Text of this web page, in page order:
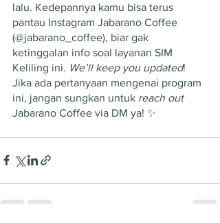
lalu. Kedepannya kamu bisa terus
pantau Instagram Jabarano Coffee
(@jabarano_coffee), biar gak
ketinggalan info soal layanan SIM
Keliling ini. We’ll keep you updated!
Jika ada pertanyaan mengenai program
ini, jangan sungkan untuk reach out
Jabarano Coffee via DM ya! ✨